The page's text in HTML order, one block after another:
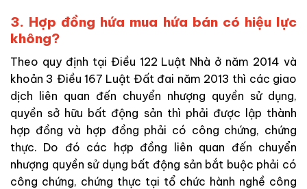
3. Hợp đồng hứa mua hứa bán có hiệu lực
không?
Theo quy định tại Điều 122 Luật Nhà ở năm 2014 và
khoản 3 Điều 167 Luật Đất đai năm 2013 thì các giao
dịch liên quan đến chuyển nhượng quyền sử dụng,
quyền sở hữu bất động sản thì phải được lập thành
hợp đồng và hợp đồng phải có công chứng, chứng
thực. Do đó các hợp đồng liên quan đến chuyển
nhượng quyền sử dụng bất động sản bắt buộc phải có
công chứng, chứng thực tại tổ chức hành nghề công